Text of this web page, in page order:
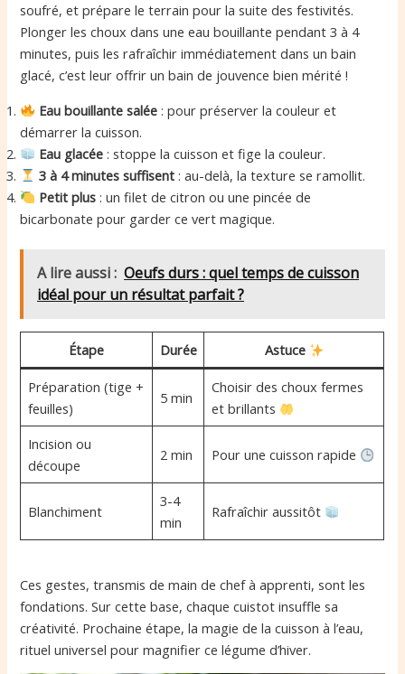
soufré, et prépare le terrain pour la suite des festivités.
Plonger les choux dans une eau bouillante pendant 3 à 4
minutes, puis les rafraîchir immédiatement dans un bain
glacé, c’est leur offrir un bain de jouvence bien mérité !
Eau bouillante salée : pour préserver la couleur et
démarrer la cuisson.
Eau glacée : stoppe la cuisson et fige la couleur.
3 à 4 minutes suffisent : au-delà, la texture se ramollit.
Petit plus : un filet de citron ou une pincée de
bicarbonate pour garder ce vert magique.
A lire aussi : Oeufs durs : quel temps de cuisson
idéal pour un résultat parfait ?
Étape Durée Astuce
Préparation (tige +
feuilles)
5 min
Choisir des choux fermes
et brillants
Incision ou
découpe
2 min Pour une cuisson rapide
Blanchiment
3-4
min
Rafraîchir aussitôt
Ces gestes, transmis de main de chef à apprenti, sont les
fondations. Sur cette base, chaque cuistot insuffle sa
créativité. Prochaine étape, la magie de la cuisson à l’eau,
rituel universel pour magnifier ce légume d’hiver.